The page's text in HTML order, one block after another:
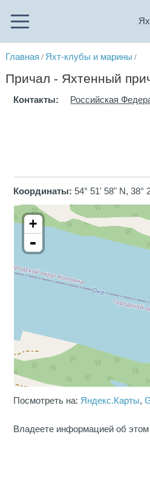
Главная / Яхт-клубы и марины /
Причал - Яхтенный
Контакты: Российская
Координаты: 54° 51' 58" N, 38°
+
-
Посмотреть на: Яндекс.Карты,
Владеете информацией об